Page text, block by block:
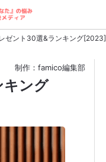
ゼント30選&ランキング[2023]
制作：famico編集部
キング